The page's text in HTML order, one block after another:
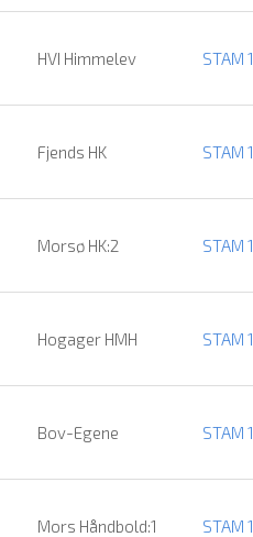
HVI Himmelev STAM 1
Fjends HK STAM 1
Morsø HK:2 STAM 1
Hogager HMH STAM 1
Bov-Egene STAM 1
Mors Håndbold:1 STAM 1